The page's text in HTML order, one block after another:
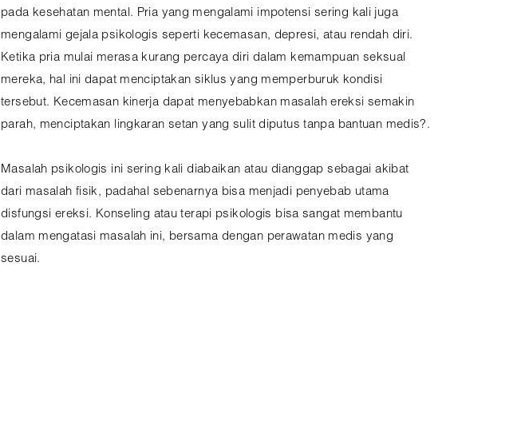
pada kesehatan mental. Pria yang mengalami impotensi sering kali juga
mengalami gejala psikologis seperti kecemasan, depresi, atau rendah diri.
Ketika pria mulai merasa kurang percaya diri dalam kemampuan seksual
mereka, hal ini dapat menciptakan siklus yang memperburuk kondisi
tersebut. Kecemasan kinerja dapat menyebabkan masalah ereksi semakin
parah, menciptakan lingkaran setan yang sulit diputus tanpa bantuan medis?.
Masalah psikologis ini sering kali diabaikan atau dianggap sebagai akibat
dari masalah fisik, padahal sebenarnya bisa menjadi penyebab utama
disfungsi ereksi. Konseling atau terapi psikologis bisa sangat membantu
dalam mengatasi masalah ini, bersama dengan perawatan medis yang
sesuai.